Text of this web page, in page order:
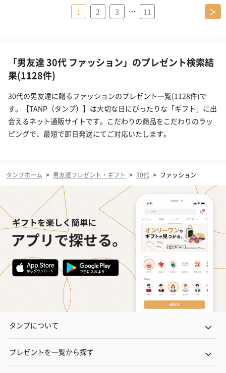
1 2 3 … 11 ＞
「男友達 30代 ファッション」のプレゼント検索結
果(1128件)
30代の男友達に贈るファッションのプレゼント一覧(1128件)で
す。【TANP（タンプ）】は大切な日にぴったりな「ギフト」に出
会えるネット通販サイトです。こだわりの商品をこだわりのラッ
ピングで、最短で即日発送にてご対応いたします。
タンプホーム > 男友達プレゼント・ギフト > 30代 > ファッション
タンプについて
プレゼントを一覧から探す